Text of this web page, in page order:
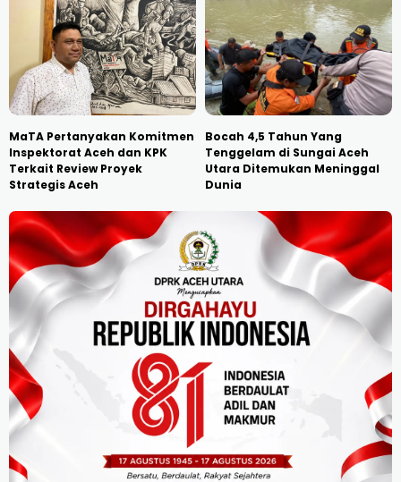
MaTA Pertanyakan Komitmen
Inspektorat Aceh dan KPK
Terkait Review Proyek
Strategis Aceh
Bocah 4,5 Tahun Yang
Tenggelam di Sungai Aceh
Utara Ditemukan Meninggal
Dunia